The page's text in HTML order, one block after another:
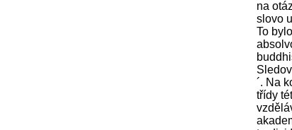
na
slovo
To
´. Na
třídy